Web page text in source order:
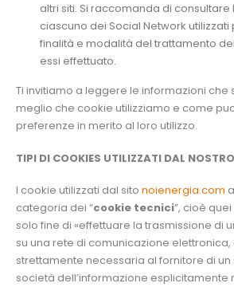
altri siti. Si raccomanda di
ciascuno dei Social Network
finalità e modalità del trattamento
essi effettuato.
Ti invitiamo a leggere le informazioni
meglio che cookie utilizziamo e come
preferenze in merito al loro utilizzo.
TIPI DI COOKIES UTILIZZATI DAL
I cookie utilizzati dal sito noienergia.com
categoria dei “cookie tecnici”, cioè
solo fine di «effettuare la trasmissione di
su una rete di comunicazione elettronica,
strettamente necessaria al fornitore di un
società dell’informazione esplicitamente